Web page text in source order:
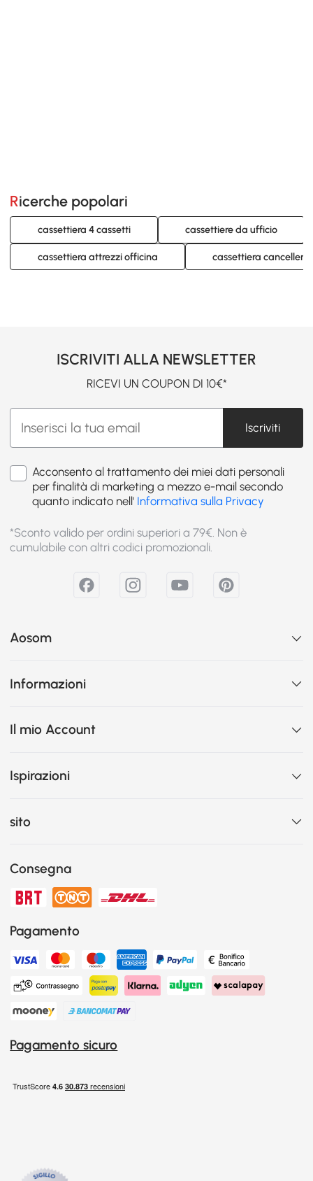
Ricerche popolari
cassettiera 4 cassetti cassettiere da ufficio
cassettiera attrezzi officina cassettiera cancelleria
ISCRIVITI ALLA NEWSLETTER
RICEVI UN COUPON DI 10€*
Iscriviti
Acconsento al trattamento dei miei dati personali
per finalità di marketing a mezzo e-mail secondo
quanto indicato nell' Informativa sulla Privacy
*Sconto valido per ordini superiori a 79€. Non è
cumulabile con altri codici promozionali.
Aosom
Informazioni
Il mio Account
Ispirazioni
sito
Consegna
Pagamento
Pagamento sicuro